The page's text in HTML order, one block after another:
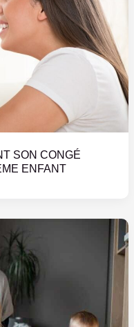
SON CONGÉ
ENFANT